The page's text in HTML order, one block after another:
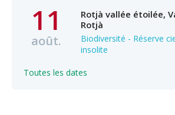
11
août.
Rotjà vallée étoilée,
Rotjà
Biodiversité - Réserve
insolite
Toutes les dates